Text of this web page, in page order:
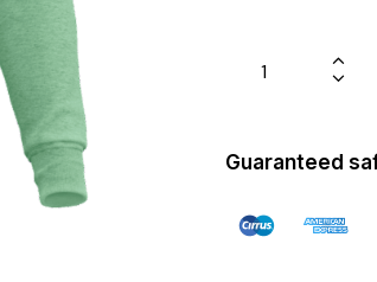
Guaranteed